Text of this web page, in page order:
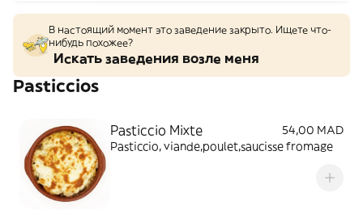
В настоящий момент это заведение закрыто. Ищете что-
нибудь похожее?
Искать заведения возле меня
Pasticcios
Pasticcio Mixte
54,00 MAD
Pasticcio, viande,poulet,saucisse fromage